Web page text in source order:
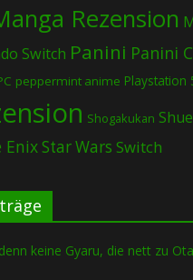
Rezension
Switch Panini Panini
peppermint anime Playstation
Shogakukan
EnixStar Wars Switch
keine Gyaru, die nett zu